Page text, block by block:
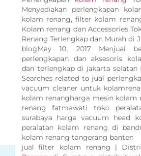
Menyediakan perlengkapan
kolam renang, filter kolam
Kolam renang dan Accessories
Renang Terlengkap dan Murah di
blogMay 10, 2017 Menjual
perlengkapan dan aksesoris
dan terlengkap di jakarta selatan
Searches related to jual
vacuum cleaner untuk
kolam renangharga mesin kolam
renang fatmawati toko
surabaya harga vacuum head
peralatan kolam renang di
kolam renang tangerang banten
jual filter kolam renang |